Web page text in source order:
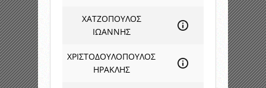
ΧΑΤΖΟΠΟΥΛΟΣ
ΙΩΑΝΝΗΣ
ΧΡΙΣΤΟΔΟΥΛΟΠΟΥΛΟΣ
ΗΡΑΚΛΗΣ